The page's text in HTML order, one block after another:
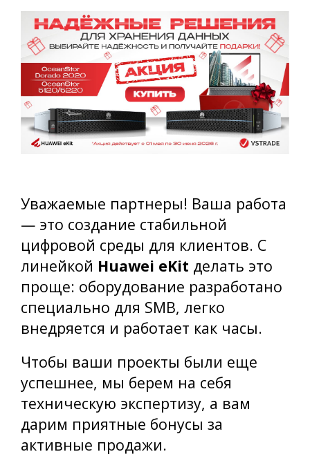
Уважаемые партнеры! Ваша работа
— это создание стабильной
цифровой среды для клиентов. С
линейкой Huawei eKit делать это
проще: оборудование разработано
специально для SMB, легко
внедряется и работает как часы.
Чтобы ваши проекты были еще
успешнее, мы берем на себя
техническую экспертизу, а вам
дарим приятные бонусы за
активные продажи.